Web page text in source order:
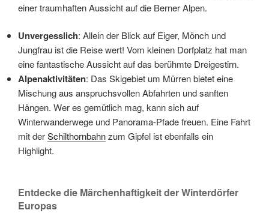
einer traumhaften Aussicht auf die Berner Alpen.
Unvergesslich: Allein der Blick auf Eiger, Mönch und
Jungfrau ist die Reise wert! Vom kleinen Dorfplatz hat man
eine fantastische Aussicht auf das berühmte Dreigestirn.
Alpenaktivitäten: Das Skigebiet um Mürren bietet eine
Mischung aus anspruchsvollen Abfahrten und sanften
Hängen. Wer es gemütlich mag, kann sich auf
Winterwanderwege und Panorama-Pfade freuen. Eine Fahrt
mit derSchilthornbahnzum Gipfel ist ebenfalls ein
Highlight.
Entdecke die Märchenhaftigkeit der Winterdörfer
Europas